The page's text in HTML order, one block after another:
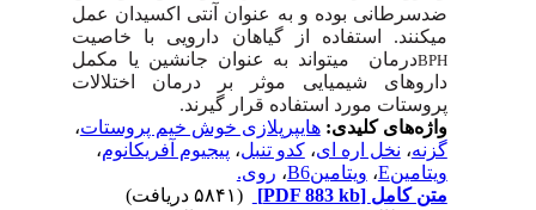
ضدسرطانی بوده و به عنوان آنتی اکسیدان عمل
می­کنند. استفاده از گیاهان دارویی با خاصیت
درمانBPH
می­تواند به عنوان جانشین یا مکمل
داروهای شیمیایی موثر بر درمان اختلالات
پروستات مورد استفاده قرار گیرند.
واژه‌های کلیدی:هایپرپلازی خوش خیم پروستات،
گزنه،نخل اره ای،کدو تنبل،پیجیوم آفریکانوم،
ویتامینE ،ویتامینB6 ،روی.
متن کامل[PDF 883 kb]